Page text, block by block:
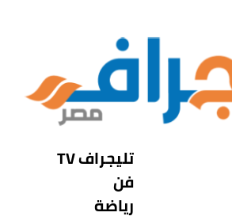
تليجراف TV
فن
رياضة